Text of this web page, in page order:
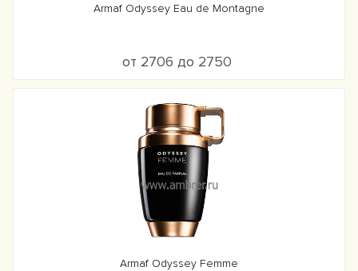
Armaf Odyssey Eau de Montagne
от 2706 до 2750
Armaf Odyssey Femme